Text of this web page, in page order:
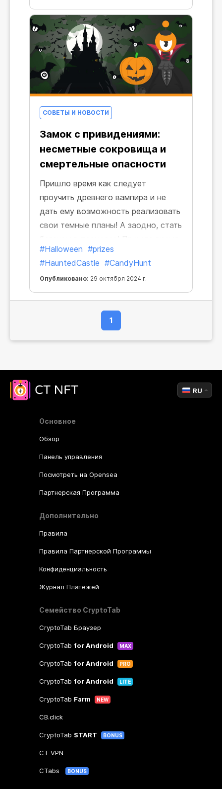
СОВЕТЫ И НОВОСТИ
Замок с привидениями:
несметные сокровища и
смертельные опасности
Пришло время как следует
проучить древнего вампира и не
дать ему возможность реализовать
свои темные планы! А заодно, стать
Хэллоуина, ведь КриптоБот уже
взломал защитные заклятия,
державшие двери мрачного замка
закрытыми. Да начнется Охота за
#Halloween #prizes
#HauntedCastle #CandyHunt
Опубликовано: 29 октября 2024 г.
1
Основное
Обзор
Панель управления
Посмотреть на Opensea
Партнерская Программа
Дополнительно
Правила
Правила Партнерской Программы
Конфиденциальность
Журнал Платежей
Семейство CryptoTab
CryptoTab Браузер
CryptoTab for Android MAX
CryptoTab for Android PRO
CryptoTab for Android LITE
CryptoTab Farm NEW
CB.click
CryptoTab START BONUS
CT VPN
CTabs BONUS
RU